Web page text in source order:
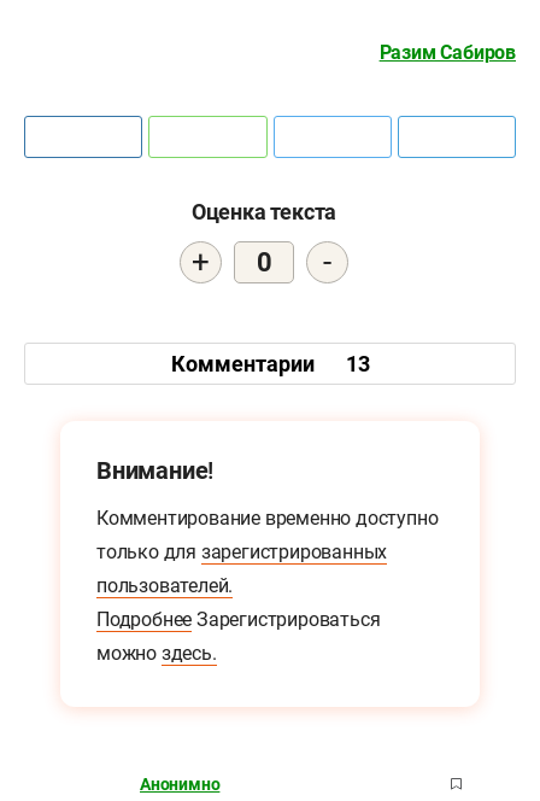
Разим Сабиров
Оценка текста
+ 0 -
Комментарии 13
Внимание!
Комментирование временно доступно
только для зарегистрированных
пользователей.
Подробнее Зарегистрироваться
можно здесь.
Анонимно